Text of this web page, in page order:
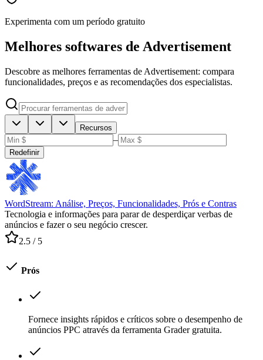
Experimenta com um período gratuito
Melhores softwares de Advertisement
Descobre as melhores ferramentas de Advertisement: compara
funcionalidades, preços e as recomendações dos especialistas.
Recursos
–
Redefinir
WordStream: Análise, Preços, Funcionalidades, Prós e Contras
Tecnologia e informações para parar de desperdiçar verbas de
anúncios e fazer o seu negócio crescer.
2.5 / 5
Prós
Fornece insights rápidos e críticos sobre o desempenho de
anúncios PPC através da ferramenta Grader gratuita.